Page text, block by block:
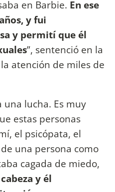
en Barbie. En ese
y fui
y permití que él
”, sentenció en la
atención de miles de
una lucha. Es muy
estas personas
el psicópata, el
una persona como
cagada de miedo,
y él